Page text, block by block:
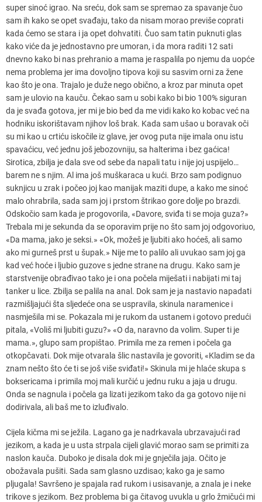
super sinoć igrao. Na sreću, dok sam se spremao za spavanje čuo
sam ih kako se opet svađaju, tako da nisam morao previše coprati
kada ćemo se stara i ja opet dohvatiti. Čuo sam tatin puknuti glas
kako viće da je jednostavno pre umoran, i da mora raditi 12 sati
dnevno kako bi nas prehranio a mama je raspalila po njemu da uopće
nema problema jer ima dovoljno tipova koji su sasvim orni za žene
kao što je ona. Trajalo je duže nego obično, a kroz par minuta opet
sam je ulovio na kauču. Čekao sam u sobi kako bi bio 100% siguran
da je svađa gotova, jer mi je bio bed da me vidi kako ko kobac već na
hodniku iskorištavam njihov loš brak. Kada sam ušao u boravak oči
su mi kao u crtiću iskočile iz glave, jer ovog puta nije imala onu istu
spavaćicu, već jednu još jebozovniju, sa halterima i bez gaćica!
Sirotica, zbilja je dala sve od sebe da napali tatu i nije joj uspijelo…
barem ne s njim. Al ima još muškaraca u kući. Brzo sam podignuo
suknjicu u zrak i počeo joj kao manijak maziti dupe, a kako me sinoć
malo ohrabrila, sada sam joj i prstom štrikao gore dolje po brazdi.
Odskočio sam kada je progovorila, «Davore, sviđa ti se moja guza?»
Trebala mi je sekunda da se oporavim prije no što sam joj odgovoriuo,
«Da mama, jako je seksi.» «Ok, možeš je ljubiti ako hoćeš, ali samo
ako mi gurneš prst u šupak.» Nije me to palilo ali uvukao sam joj ga
kad već hoće i ljubio guzove s jedne strane na drugu. Kako sam je
starstvenije obrađivao tako je i ona počela miješati i nabijati mi taj
tanker u lice. Zbilja se palila na anal. Dok sam je ja nastavio napadati
razmišljajući šta sljedeće ona se uspravila, skinula naramenice i
nasmješila mi se. Pokazala mi je rukom da ustanem i gotovo predući
pitala, «Voliš mi ljubiti guzu?» «O da, naravno da volim. Super ti je
mama.», glupo sam propištao. Primila me za remen i počela ga
otkopčavati. Dok mije otvarala šlic nastavila je govoriti, «Kladim se da
znam nešto što će ti se još više sviđati!» Skinula mi je hlaće skupa s
boksericama i primila moj mali kurčić u jednu ruku a jaja u drugu.
Onda se nagnula i počela ga lizati jezikom tako da ga gotovo nije ni
dodirivala, ali baš me to izluđivalo.
Cijela kičma mi se ježila. Lagano ga je nadrkavala ubrzavajući rad
jezikom, a kada je u usta strpala cijeli glavić morao sam se primiti za
naslon kauča. Duboko je disala dok mi je gnječila jaja. Očito je
obožavala pušiti. Sada sam glasno uzdisao; kako ga je samo
pljugala! Savršeno je spajala rad rukom i usisavanje, a znala je i neke
trikove s jezikom. Bez problema bi ga čitavog uvukla u grlo žmičući mi